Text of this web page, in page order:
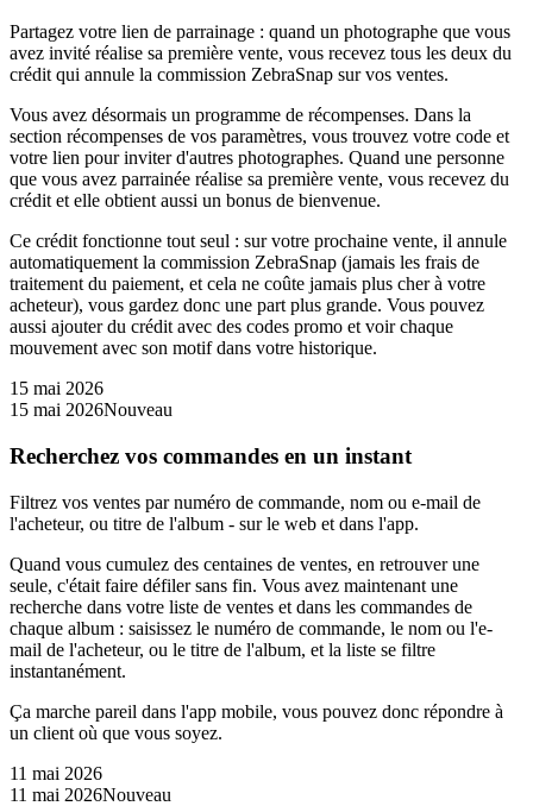
Partagez votre lien de parrainage : quand un photographe que vous
avez invité réalise sa première vente, vous recevez tous les deux du
crédit qui annule la commission ZebraSnap sur vos ventes.
Vous avez désormais un programme de récompenses. Dans la
section récompenses de vos paramètres, vous trouvez votre code et
votre lien pour inviter d'autres photographes. Quand une personne
que vous avez parrainée réalise sa première vente, vous recevez du
crédit et elle obtient aussi un bonus de bienvenue.
Ce crédit fonctionne tout seul : sur votre prochaine vente, il annule
automatiquement la commission ZebraSnap (jamais les frais de
traitement du paiement, et cela ne coûte jamais plus cher à votre
acheteur), vous gardez donc une part plus grande. Vous pouvez
aussi ajouter du crédit avec des codes promo et voir chaque
mouvement avec son motif dans votre historique.
15 mai 2026
15 mai 2026Nouveau
Recherchez vos commandes en un instant
Filtrez vos ventes par numéro de commande, nom ou e-mail de
l'acheteur, ou titre de l'album - sur le web et dans l'app.
Quand vous cumulez des centaines de ventes, en retrouver une
seule, c'était faire défiler sans fin. Vous avez maintenant une
recherche dans votre liste de ventes et dans les commandes de
chaque album : saisissez le numéro de commande, le nom ou l'e-
mail de l'acheteur, ou le titre de l'album, et la liste se filtre
instantanément.
Ça marche pareil dans l'app mobile, vous pouvez donc répondre à
un client où que vous soyez.
11 mai 2026
11 mai 2026Nouveau